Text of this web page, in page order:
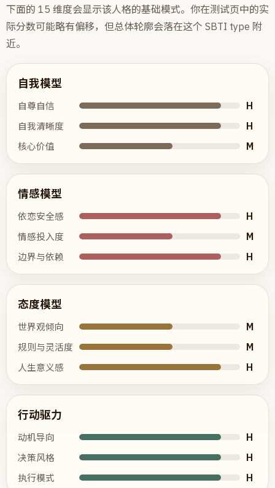
下面的 15 维度会显示该人格的基础模式。你在测试页中的实
际分数可能略有偏移，但总体轮廓会落在这个 SBTI type 附
近。
自我模型
自尊自信 H
自我清晰度 H
核心价值 M
情感模型
依恋安全感 H
情感投入度 M
边界与依赖 H
态度模型
世界观倾向 M
规则与灵活度 M
人生意义感 H
行动驱力
动机导向 H
决策风格 H
执行模式 H